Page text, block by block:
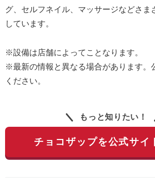
グ、セルフネイル、マッサージなどさま
しています。
※設備は店舗によってことなります。
※最新の情報と異なる場合があります。
ください。
もっと知りたい！
チョコザップを公式サイ